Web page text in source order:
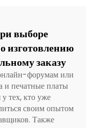
выборе
изготовлению
заказу
форумам или
и печатные платы
тех, кто уже
своим опытом
Также